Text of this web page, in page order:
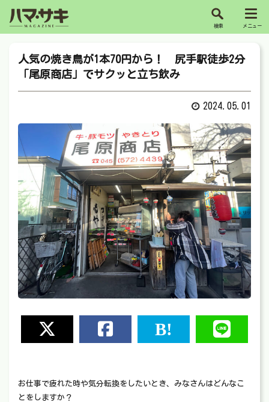
人気の焼き鳥が1本70円から！ 尻手駅徒歩2分
「尾原商店」でサクッと立ち飲み
2024.05.01
お仕事で疲れた時や気分転換をしたいとき、みなさんはどんなこ
とをしますか？